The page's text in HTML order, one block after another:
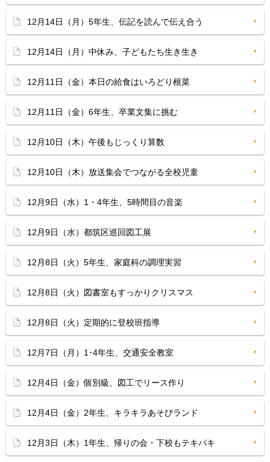
12月14日（月）5年生、伝記を読んで伝え合う
12月14日（月）中休み、子どもたち生き生き
12月11日（金）本日の給食はいろどり根菜
12月11日（金）6年生、卒業文集に挑む
12月10日（木）午後もじっくり算数
12月10日（木）放送集会でつながる全校児童
12月9日（水）1・4年生、5時間目の音楽
12月9日（水）都筑区巡回図工展
12月8日（火）5年生、家庭科の調理実習
12月8日（火）図書室もすっかりクリスマス
12月8日（火）定期的に登校班指導
12月7日（月）1･4年生、交通安全教室
12月4日（金）個別級、図工でリース作り
12月4日（金）2年生、キラキラあそびランド
12月3日（木）1年生、帰りの会・下校もテキパキ